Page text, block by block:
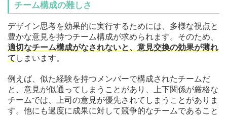
チーム構成の難しさ
デザイン思考を効果的に実行するためには、多様な視点と
豊かな意見を持つチーム構成が求められます。そのため、
適切なチーム構成がなされないと、意見交換の効果が薄れ
て しまいます。
例えば、似た経験を持つメンバーで構成されたチームだ
と、意見が似通ってしまうことがあり、上下関係が厳格な
チームでは、上司の意見が優先されてしまうことがありま
す。他にも過度に成果に対して競争的なチームであること